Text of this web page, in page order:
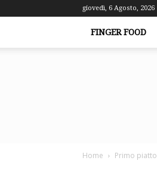
giovedì, 6 Agosto, 2026
FINGER FOOD
Home Primo piatto